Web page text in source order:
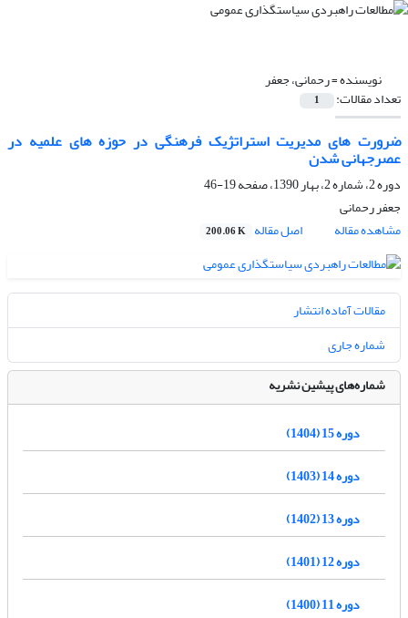
نویسنده =رحمانی، جعفر
تعداد مقالات: 1
ضرورت های مدیریت استراتژیک فرهنگی در حوزه های علمیه در
عصرجهانی شدن
دوره 2، شماره 2، بهار 1390، صفحه
19-46
جعفر رحمانی
مشاهده مقاله
اصل مقاله 200.06 K
مقالات آماده انتشار
شماره جاری
شماره‌های پیشین نشریه
دوره 15 (1404)
دوره 14 (1403)
دوره 13 (1402)
دوره 12 (1401)
دوره 11 (1400)